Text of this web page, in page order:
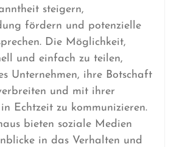
steigern,
fördern und potenzielle
Die Möglichkeit,
und einfach zu teilen,
Unternehmen, ihre Botschaft
und mit ihrer
Echtzeit zu kommunizieren.
bieten soziale Medien
in das Verhalten und